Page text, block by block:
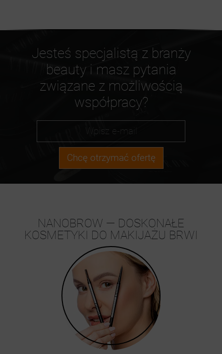
Jesteś specjalistą z branży
beauty i masz pytania
związane z możliwością
współpracy?
Chcę otrzymać ofertę
NANOBROW — DOSKONAŁE
KOSMETYKI DO MAKIJAŻU BRWI